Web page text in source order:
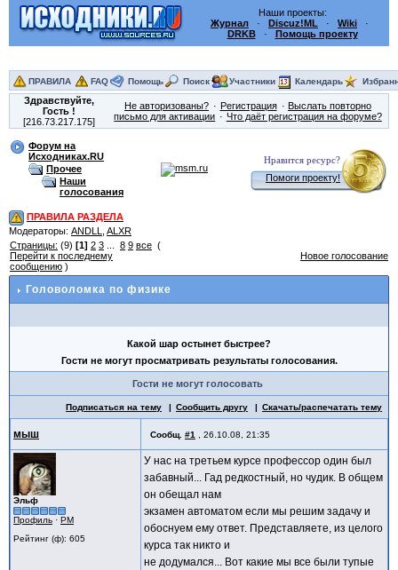
Наши проекты:
Журнал · Discuz!ML · Wiki ·
DRKB· Помощь проекту
ПРАВИЛА FAQ Помощь Поиск Участники Календарь
Здравствуйте,
Гость!
[216.73.217.175]
Не авторизованы? Регистрация
Выслать повторно
письмо для активации
Что даёт регистрация на форуме?
Форум на
Исходниках.RU
Прочее
Наши
голосования
Нравится ресурс?
Помоги проекту!
ПРАВИЛА РАЗДЕЛА
Модераторы: ANDLL
ALXR
Страницы: (9) [1] 2 3 8 9 все (
Перейти к последнему
сообщению )
Новое голосование
Головоломка по физике
Какой шар остынет быстрее?
Гости не могут просматривать результаты голосования.
Гости не могут голосовать
Подписаться на тему Сообщить другу Скачать/распечатать тему
мыш Сообщ. #1 26.10.08, 21:35
Эльф
Профиль · PM
Рейтинг (ф): 605
У нас на третьем курсе профессор один был
забавный... Гад редкостный, но чудик. В общем
он обещал нам
экзамен автоматом если мы решим задачу и
обоснуем ему ответ. Представляете, из целого
курса так никто и
не додумался... Вот какие мы все были тупые